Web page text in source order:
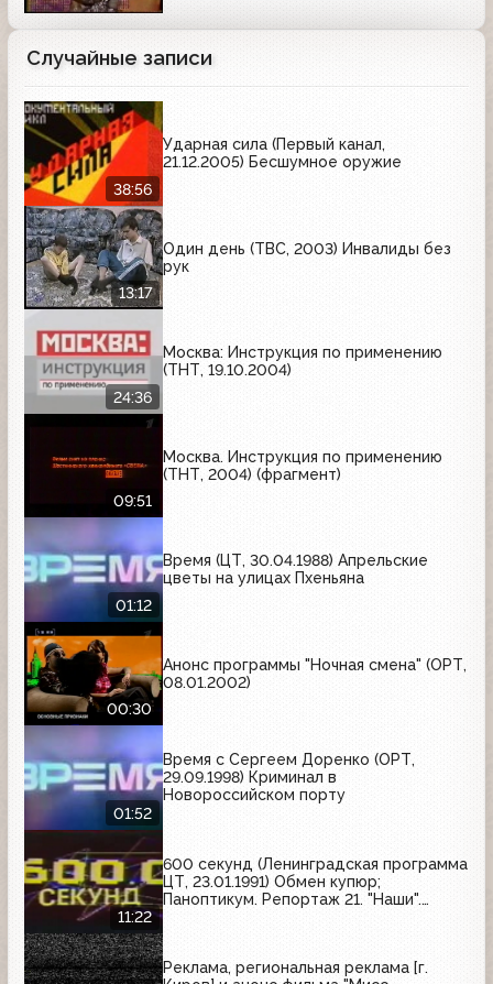
Случайные записи
38:56
Ударная сила (Первый канал,
21.12.2005) Бесшумное оружие
13:17
Один день (ТВС, 2003) Инвалиды без
рук
24:36
Москва: Инструкция по применению
(ТНТ, 19.10.2004)
09:51
Москва. Инструкция по применению
(ТНТ, 2004) (фрагмент)
01:12
Время (ЦТ, 30.04.1988) Апрельские
цветы на улицах Пхеньяна
00:30
Анонс программы "Ночная смена" (ОРТ,
08.01.2002)
01:52
Время с Сергеем Доренко (ОРТ,
29.09.1998) Криминал в
Новороссийском порту
11:22
600 секунд (Ленинградская программа
ЦТ, 23.01.1991) Обмен купюр;
Паноптикум. Репортаж 21. "Наши".
Реклама, региональная реклама [г.